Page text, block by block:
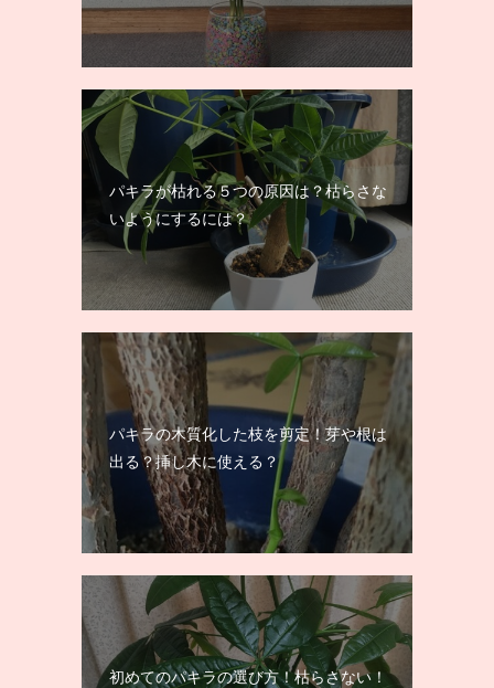
パキラが枯れる５つの原因は？枯らさな
いようにするには？
パキラの木質化した枝を剪定！芽や根は
出る？挿し木に使える？
初めてのパキラの選び方！枯らさない！